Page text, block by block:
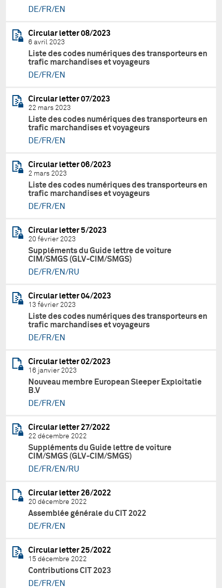
DE/FR/EN
Circular letter 08/2023
6 avril 2023
Liste des codes numériques des transporteurs en
trafic marchandises et voyageurs
DE/FR/EN
Circular letter 07/2023
22 mars 2023
Liste des codes numériques des transporteurs en
trafic marchandises et voyageurs
DE/FR/EN
Circular letter 06/2023
2 mars 2023
Liste des codes numériques des transporteurs en
trafic marchandises et voyageurs
DE/FR/EN
Circular letter 5/2023
20 février 2023
Suppléments du Guide lettre de voiture
CIM/SMGS (GLV-CIM/SMGS)
DE/FR/EN/RU
Circular letter 04/2023
13 février 2023
Liste des codes numériques des transporteurs en
trafic marchandises et voyageurs
DE/FR/EN
Circular letter 02/2023
16 janvier 2023
Nouveau membre European Sleeper Exploitatie
B.V
DE/FR/EN
Circular letter 27/2022
22 décembre 2022
Suppléments du Guide lettre de voiture
CIM/SMGS (GLV-CIM/SMGS)
DE/FR/EN/RU
Circular letter 26/2022
20 décembre 2022
Assemblée générale du CIT 2022
DE/FR/EN
Circular letter 25/2022
15 décembre 2022
Contributions CIT 2023
DE/FR/EN